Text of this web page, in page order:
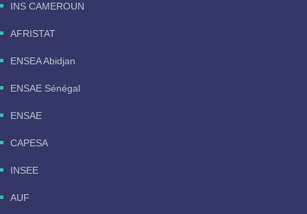
INS CAMEROUN
AFRISTAT
ENSEA Abidjan
ENSAE Sénégal
ENSAE
CAPESA
INSEE
AUF